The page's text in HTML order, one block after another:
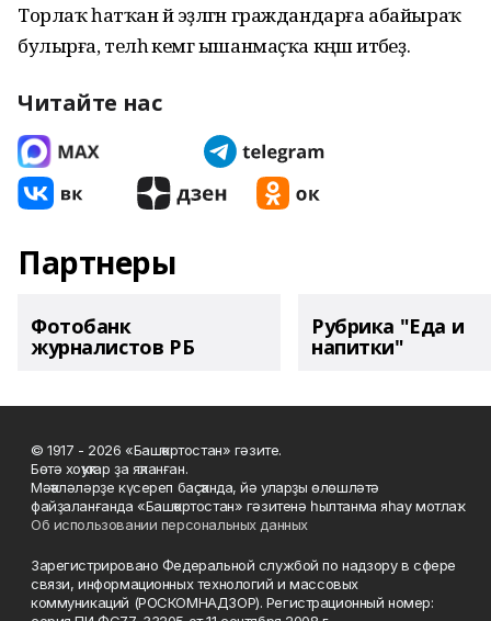
Торлаҡ һатҡан йә эҙләгән граждандарға абайыраҡ
булырға, теләһә кемгә ышанмаҫҡа кәңәш итәбеҙ.
Читайте нас
Партнеры
Фотобанк
журналистов РБ
Рубрика "Еда и
напитки"
© 1917 - 2026 «Башҡортостан» гәзите.
Бөтә хоҡуҡтар ҙа яҡланған.
Мәҡәләләрҙе күсереп баҫҡанда, йә уларҙы өлөшләтә
файҙаланғанда «Башҡортостан» гәзитенә һылтанма яһау мотлаҡ.
Об использовании персональных данных
Зарегистрировано Федеральной службой по надзору в сфере
связи, информационных технологий и массовых
коммуникаций (РОСКОМНАДЗОР). Регистрационный номер: